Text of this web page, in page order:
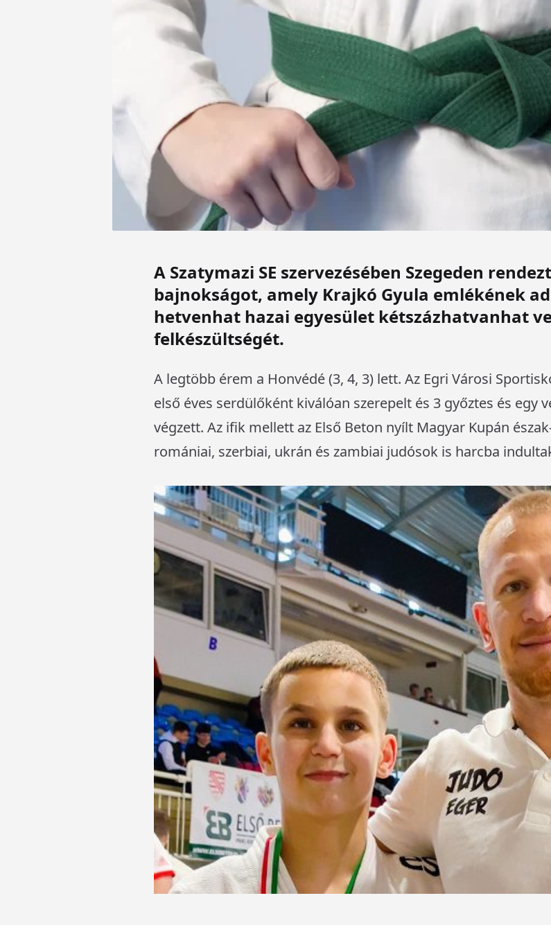
A Szatymazi SE szervezésében Szegeden
bajnokságot, amely Krajkó Gyula emlékének
hetvenhat hazai egyesület kétszázhatvanhat
felkészültségét.
A legtöbb érem a Honvédé (3, 4, 3) lett. Az Egri Városi
első éves serdülőként kiválóan szerepelt és 3 győztes és egy
végzett. Az ifik mellett az Első Beton nyílt Magyar Kupán
romániai, szerbiai, ukrán és zambiai judósok is harcba